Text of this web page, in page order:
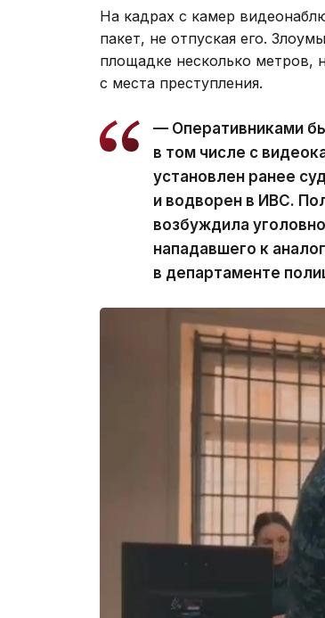
На кадрах с камер
пакет, не отпуская его.
площадке несколько метров,
с места преступления.
— Оперативниками
в том числе с
установлен ранее
и водворен в ИВС.
возбуждила
нападавшего к
в департаменте